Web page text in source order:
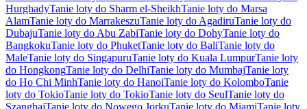
HurghadyTanie loty do Sharm el-SheikhTanie loty do Marsa
AlamTanie loty do MarrakeszuTanie loty do AgadiruTanie loty do
DubajuTanie loty do Abu ZabiTanie loty do DohyTanie loty do
BangkokuTanie loty do PhuketTanie loty do BaliTanie loty do
MaleTanie loty do SingapuruTanie loty do Kuala LumpurTanie loty
do HongkongTanie loty do DelhiTanie loty do MumbajTanie loty
do Ho Chi MinhTanie loty do HanoiTanie loty do KolomboTanie
loty do TokioTanie loty do TokioTanie loty do SeulTanie loty do